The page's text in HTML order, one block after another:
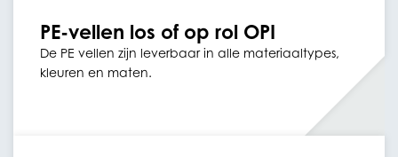
PE-vellen los of op rol OPI
De PE vellen zijn leverbaar in alle materiaaltypes,
kleuren en maten.